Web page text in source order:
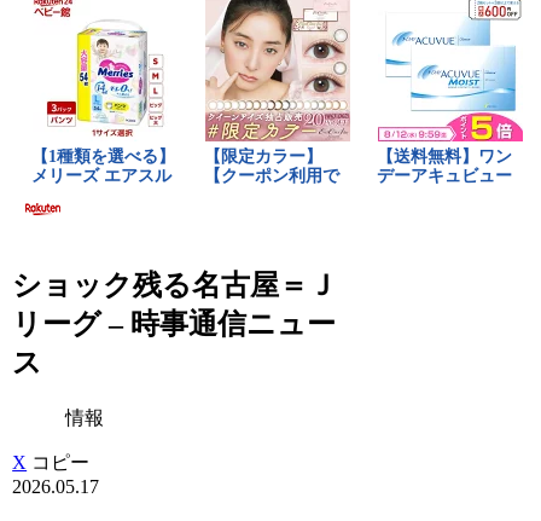
ショック残る名古屋＝Ｊ
リーグ – 時事通信ニュー
ス
情報
X コピー
2026.05.17